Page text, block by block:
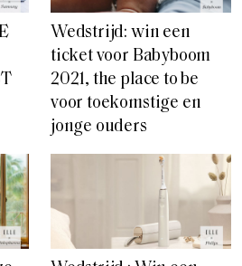
Wedstrijd: win een
ticket voor Babyboom
2021, the place to be
voor toekomstige en
jonge ouders